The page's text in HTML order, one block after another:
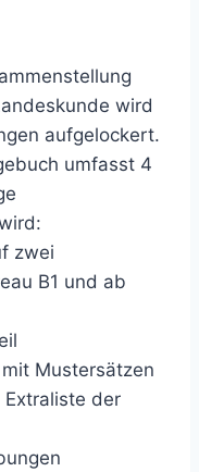
wird
aufgelockert.
umfasst 4
zwei
B1 und ab
Mustersätzen
der